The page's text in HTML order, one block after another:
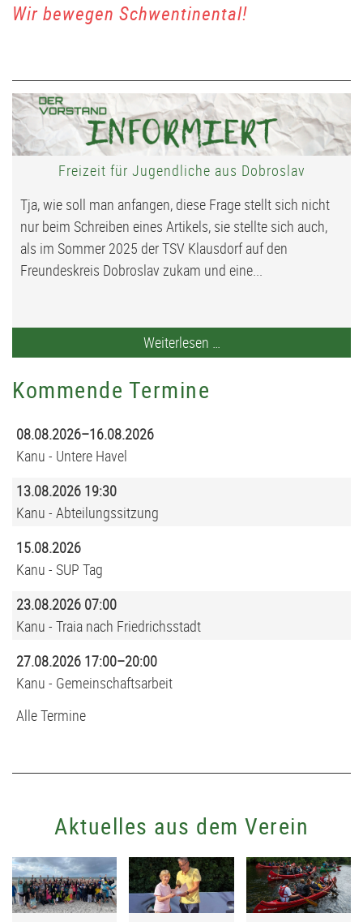
Wir bewegen Schwentinental!
Freizeit für Jugendliche aus Dobroslav
Tja, wie soll man anfangen, diese Frage stellt sich nicht
nur beim Schreiben eines Artikels, sie stellte sich auch,
als im Sommer 2025 der TSV Klausdorf auf den
Freundeskreis Dobroslav zukam und eine...
Weiterlesen …
für
Kommende Termine
08.08.2026–16.08.2026
Kanu - Untere Havel
13.08.2026 19:30
Kanu - Abteilungssitzung
15.08.2026
Kanu - SUP Tag
23.08.2026 07:00
Kanu - Traia nach Friedrichsstadt
27.08.2026 17:00–20:00
Kanu - Gemeinschaftsarbeit
Alle Termine
Aktuelles aus dem Verein